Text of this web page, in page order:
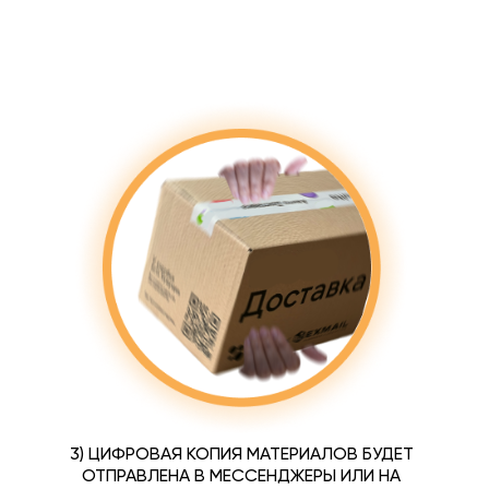
3) ЦИФРОВАЯ КОПИЯ МАТЕРИАЛОВ БУДЕТ
ОТПРАВЛЕНА В МЕССЕНДЖЕРЫ ИЛИ НА